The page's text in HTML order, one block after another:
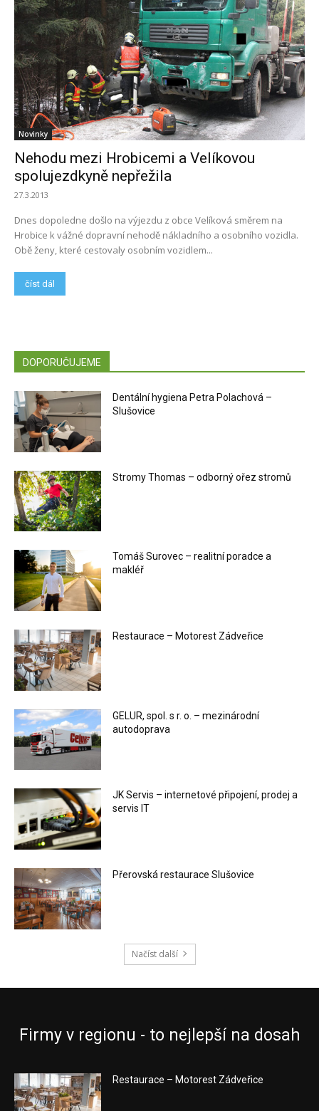
Novinky
Nehodu mezi Hrobicemi a Velíkovou
spolujezdkyně nepřežila
27.3.2013
Dnes dopoledne došlo na výjezdu z obce Velíková směrem na
Hrobice k vážné dopravní nehodě nákladního a osobního vozidla.
Obě ženy, které cestovaly osobním vozidlem...
číst dál
DOPORUČUJEME
Dentální hygiena Petra Polachová –
Slušovice
Stromy Thomas – odborný ořez stromů
Tomáš Surovec – realitní poradce a
makléř
Restaurace – Motorest Zádveřice
GELUR, spol. s r. o. – mezinárodní
autodoprava
JK Servis – internetové připojení, prodej a
servis IT
Přerovská restaurace Slušovice
Načíst další
Firmy v regionu - to nejlepší na dosah
Restaurace – Motorest Zádveřice